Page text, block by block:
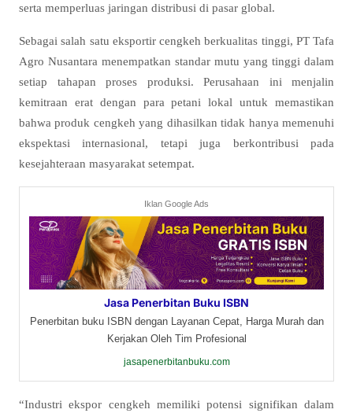
serta memperluas jaringan distribusi di pasar global.
Sebagai salah satu eksportir cengkeh berkualitas tinggi, PT Tafa
Agro Nusantara menempatkan standar mutu yang tinggi dalam
setiap tahapan proses produksi. Perusahaan ini menjalin
kemitraan erat dengan para petani lokal untuk memastikan
bahwa produk cengkeh yang dihasilkan tidak hanya memenuhi
ekspektasi internasional, tetapi juga berkontribusi pada
kesejahteraan masyarakat setempat.
Iklan Google Ads
Jasa Penerbitan Buku ISBN
Penerbitan buku ISBN dengan Layanan Cepat, Harga Murah dan
Kerjakan Oleh Tim Profesional
jasapenerbitanbuku.com
“Industri ekspor cengkeh memiliki potensi signifikan dalam